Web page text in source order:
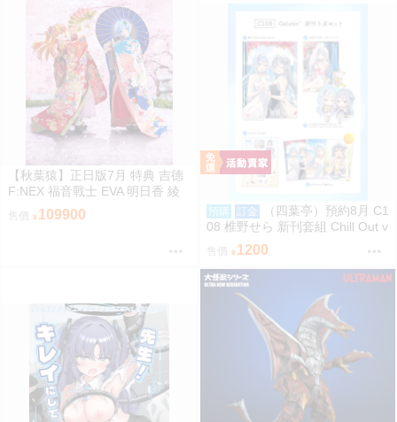
【秋葉猿】正日版7月 特典 吉德
F:NEX 福音戰士 EVA 明日香 綾
波零 日本人形 1/4 PVC 完成品
套組
售價 109900 預購 訂金
（四葉亭）預約8月 C1
08 椎野せら 新刊套組 Chill Out v
售價 1200